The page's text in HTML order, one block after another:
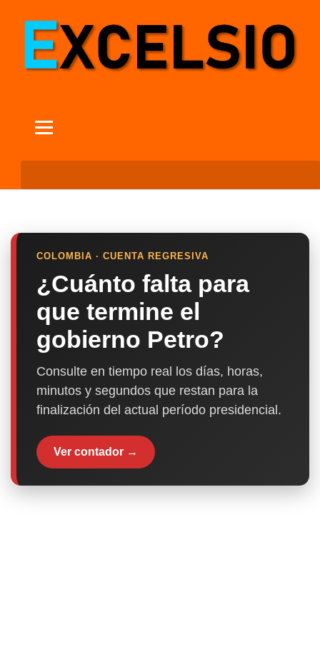
COLOMBIA · CUENTA REGRESIVA
¿Cuánto falta para
que termine el
gobierno Petro?
Consulte en tiempo real los días, horas,
minutos y segundos que restan para la
finalización del actual período presidencial.
Ver contador →